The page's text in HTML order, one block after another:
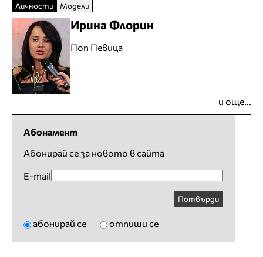
Личности Модели
Ирина Флорин
Поп Певица
и още...
Абонамент
Абонирай се за новото в сайта
E-mail
Потвърди
абонирай се отпиши се